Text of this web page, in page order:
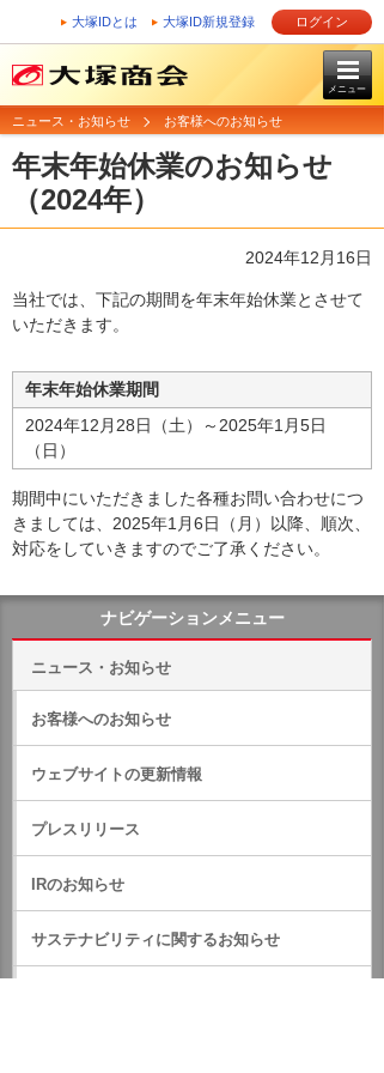
大塚IDとは 大塚ID新規登録 ログイン
メニュー
ニュース・お知らせ お客様へのお知らせ
年末年始休業のお知らせ
（2024年）
2024年12月16日
当社では、下記の期間を年末年始休業とさせて
いただきます。
年末年始休業期間
2024年12月28日（土）～2025年1月5日
（日）
期間中にいただきました各種お問い合わせにつ
きましては、2025年1月6日（月）以降、順次、
対応をしていきますのでご了承ください。
ナビゲーションメニュー
ニュース・お知らせ
お客様へのお知らせ
ウェブサイトの更新情報
プレスリリース
IRのお知らせ
サステナビリティに関するお知らせ